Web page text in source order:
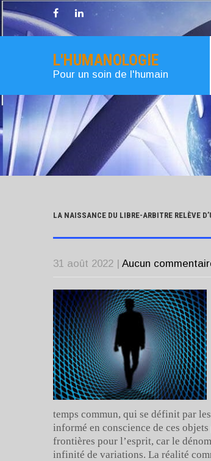
L'HUMANOLOGIE
Pour un soin de l'humain
LA NAISSANCE DU LIBRE-ARBITRE RELÈVE
31 août 2022 | Aucun
temps commun, qui se définit par
informé en conscience de ces
frontières pour l’esprit, car le
infinité de variations. La réalité